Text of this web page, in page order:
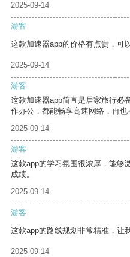
2025-09-14
游客
这款加速器app的价格有点贵，可
2025-09-14
游客
这款加速器app简直是居家旅行必
作办公，都能畅享高速网络，再也
2025-09-14
游客
这款app的学习氛围很浓厚，能够
成绩。
2025-09-14
游客
这款app的路线规划非常精准，让
2025-09-14